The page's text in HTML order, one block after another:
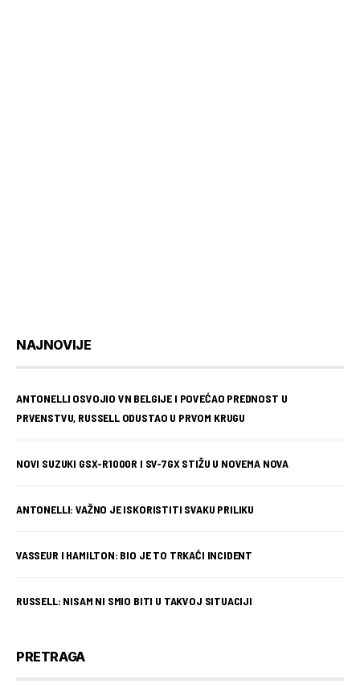
NAJNOVIJE
ANTONELLI OSVOJIO VN BELGIJE I POVEĆAO PREDNOST U
PRVENSTVU, RUSSELL ODUSTAO U PRVOM KRUGU
NOVI SUZUKI GSX-R1000R I SV-7GX STIŽU U NOVEMA NOVA
ANTONELLI: VAŽNO JE ISKORISTITI SVAKU PRILIKU
VASSEUR I HAMILTON: BIO JE TO TRKAĆI INCIDENT
RUSSELL: NISAM NI SMIO BITI U TAKVOJ SITUACIJI
PRETRAGA